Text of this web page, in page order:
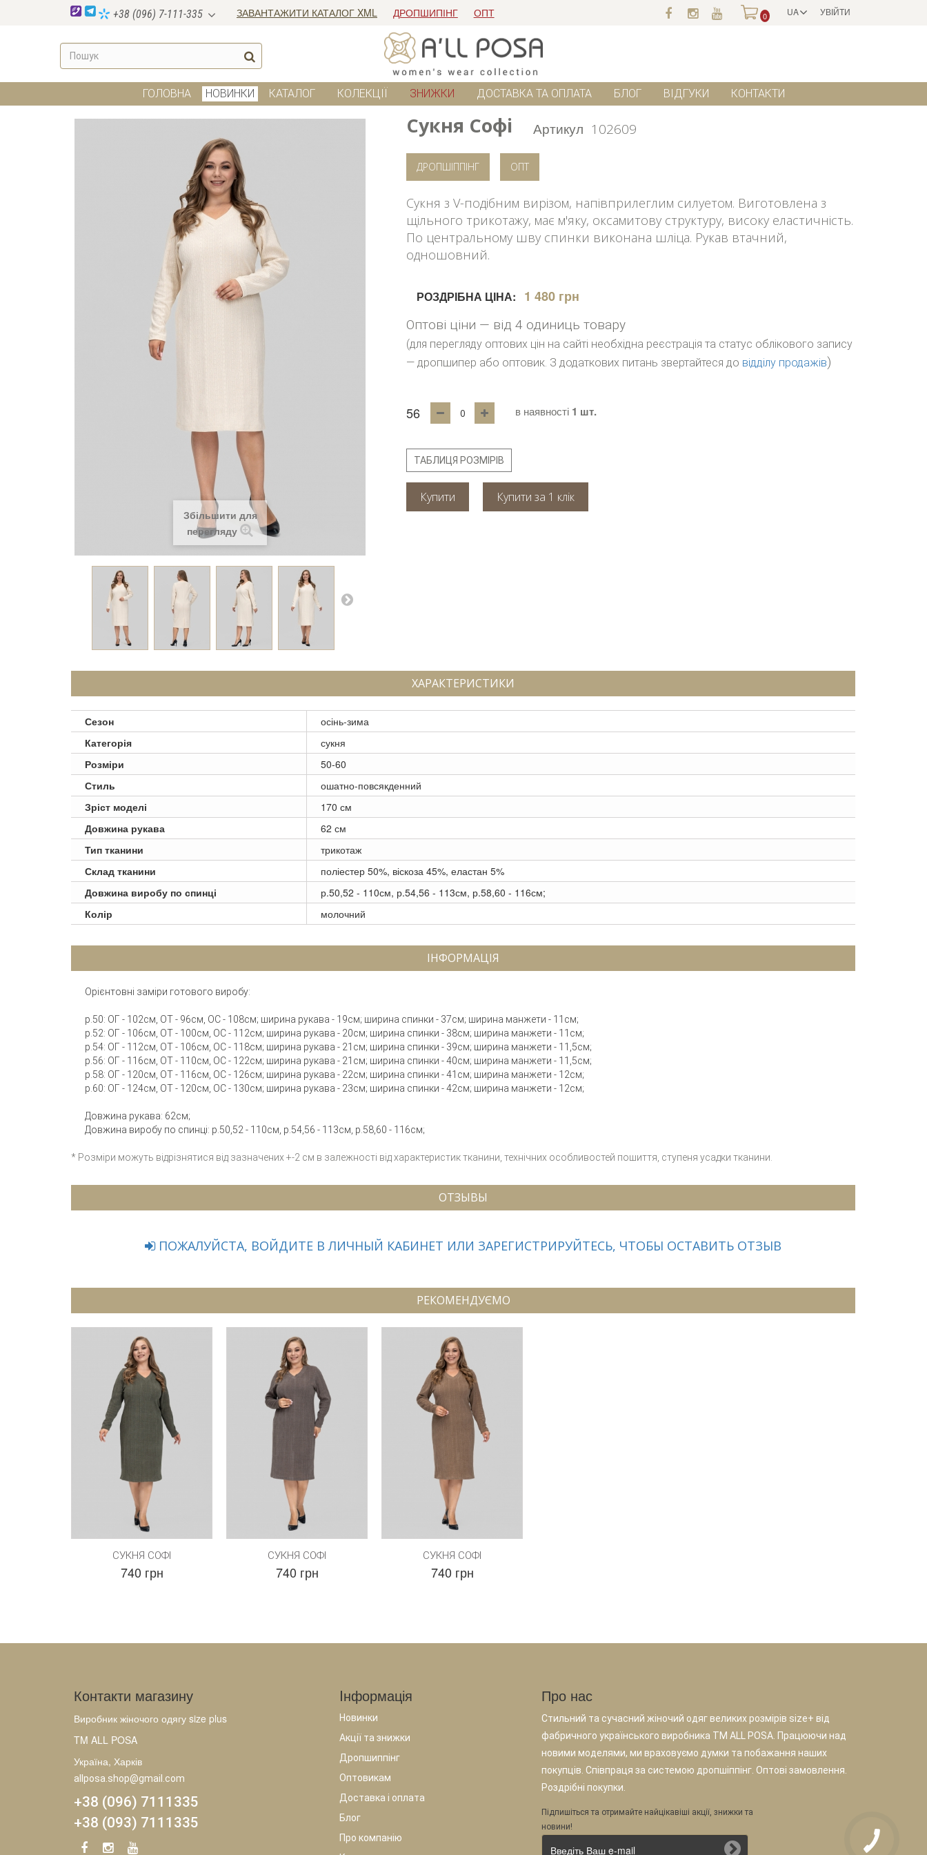
УВІЙТИ
UA
+38 (096) 7-111-335 ЗАВАНТАЖИТИ КАТАЛОГ XML ДРОПШИПІНГ ОПТ 0
ГОЛОВНА НОВИНКИ КАТАЛОГ КОЛЕКЦІЇ ЗНИЖКИ ДОСТАВКА ТА ОПЛАТА БЛОГ ВІДГУКИ КОНТАКТИ
Збільшити для
перегляду
Сукня Софі Артикул 102609
ДРОПШІППІНГ ОПТ
Сукня з V-подібним вирізом, напівприлеглим силуетом. Виготовлена з
щільного трикотажу, має м'яку, оксамитову структуру, високу еластичність.
По центральному шву спинки виконана шліца. Рукав втачний,
одношовний.
РОЗДРІБНА ЦІНА: 1 480 грн
Оптові ціни — від 4 одиниць товару
(для перегляду оптових цін на сайті необхідна реєстрація та статус облікового запису
— дропшипер або оптовик. З додаткових питань звертайтеся до відділу продажів)
56 в наявності 1 шт.
ТАБЛИЦЯ РОЗМІРІВ
Купити
ХАРАКТЕРИСТИКИ
Сезон
осінь-зима
Категорія
сукня
Розміри
50-60
Стиль
ошатно-повсякденний
Зріст моделі
170 см
Довжина рукава
62 см
Тип тканини
трикотаж
Склад тканини
поліестер 50%, віскоза 45%, еластан 5%
Довжина виробу по спинці
р.50,52 - 110см, р.54,56 - 113см, р.58,60 - 116см;
Колір
молочний
ІНФОРМАЦІЯ
Орієнтовні заміри готового виробу:
р.50: ОГ - 102см, ОТ - 96см, ОС - 108см; ширина рукава - 19см; ширина спинки - 37см; ширина манжети - 11см;
р.52: ОГ - 106см, ОТ - 100см, ОС - 112см; ширина рукава - 20см; ширина спинки - 38см; ширина манжети - 11см;
р.54: ОГ - 112см, ОТ - 106см, ОС - 118см; ширина рукава - 21см; ширина спинки - 39см; ширина манжети - 11,5см;
р.56: ОГ - 116см, ОТ - 110см, ОС - 122см; ширина рукава - 21см; ширина спинки - 40см; ширина манжети - 11,5см;
р.58: ОГ - 120см, ОТ - 116см, ОС - 126см; ширина рукава - 22см; ширина спинки - 41см; ширина манжети - 12см;
р.60: ОГ - 124см, ОТ - 120см, ОС - 130см; ширина рукава - 23см; ширина спинки - 42см; ширина манжети - 12см;
Довжина рукава: 62см;
Довжина виробу по спинці: р.50,52 - 110см, р.54,56 - 113см, р.58,60 - 116см;
* Розміри можуть відрізнятися від зазначених +-2 см в залежності від характеристик тканини, технічних особливостей пошиття, ступеня усадки тканини.
ОТЗЫВЫ
ПОЖАЛУЙСТА, ВОЙДИТЕ В ЛИЧНЫЙ КАБИНЕТ ИЛИ ЗАРЕГИСТРИРУЙТЕСЬ, ЧТОБЫ ОСТАВИТЬ ОТЗЫВ
РЕКОМЕНДУЄМО
СУКНЯ СОФІ
740 грн
СУКНЯ СОФІ
740 грн
СУКНЯ СОФІ
740 грн
Контакти магазину
Виробник жіночого одягу size plus
TM ALL POSA
Україна, Харків
allposa.shop@gmail.com
+38 (096) 7111335
+38 (093) 7111335
Iнформація
Новинки
Акції та знижки
Дропшиппінг
Оптовикам
Доставка і оплата
Блог
Про компанію
Про нас
Стильний та сучасний жіночий одяг великих розмірів size+ від
фабричного українського виробника TM ALL POSA. Працюючи над
новими моделями, ми враховуємо думки та побажання наших
покупців. Співпраця за системою дропшіппінг. Оптові замовлення.
Роздрібні покупки.
Підпишіться та отримайте найцікавіші акції, знижки та
новини!